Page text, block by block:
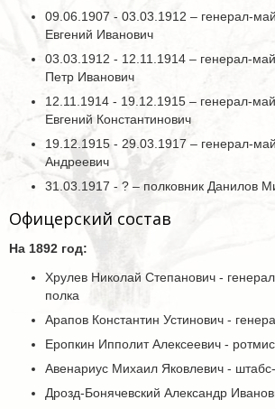
09.06.1907 - 03.03.1912 – генерал-
Евгений Иванович
03.03.1912 - 12.11.1914 – генерал-
Петр Иванович
12.11.1914 - 19.12.1915 – генерал-
Евгений Константинович
19.12.1915 - 29.03.1917 – генерал-
Андреевич
31.03.1917 - ? – полковник Данилов
Офицерский состав
На 1892 год:
Хрулев Николай Степанович -
полка
Арапов Константин Устинович -
Еропкин Ипполит Алексеевич -
Авенариус Михаил Яковлевич -
Дрозд-Бонячевский Александр